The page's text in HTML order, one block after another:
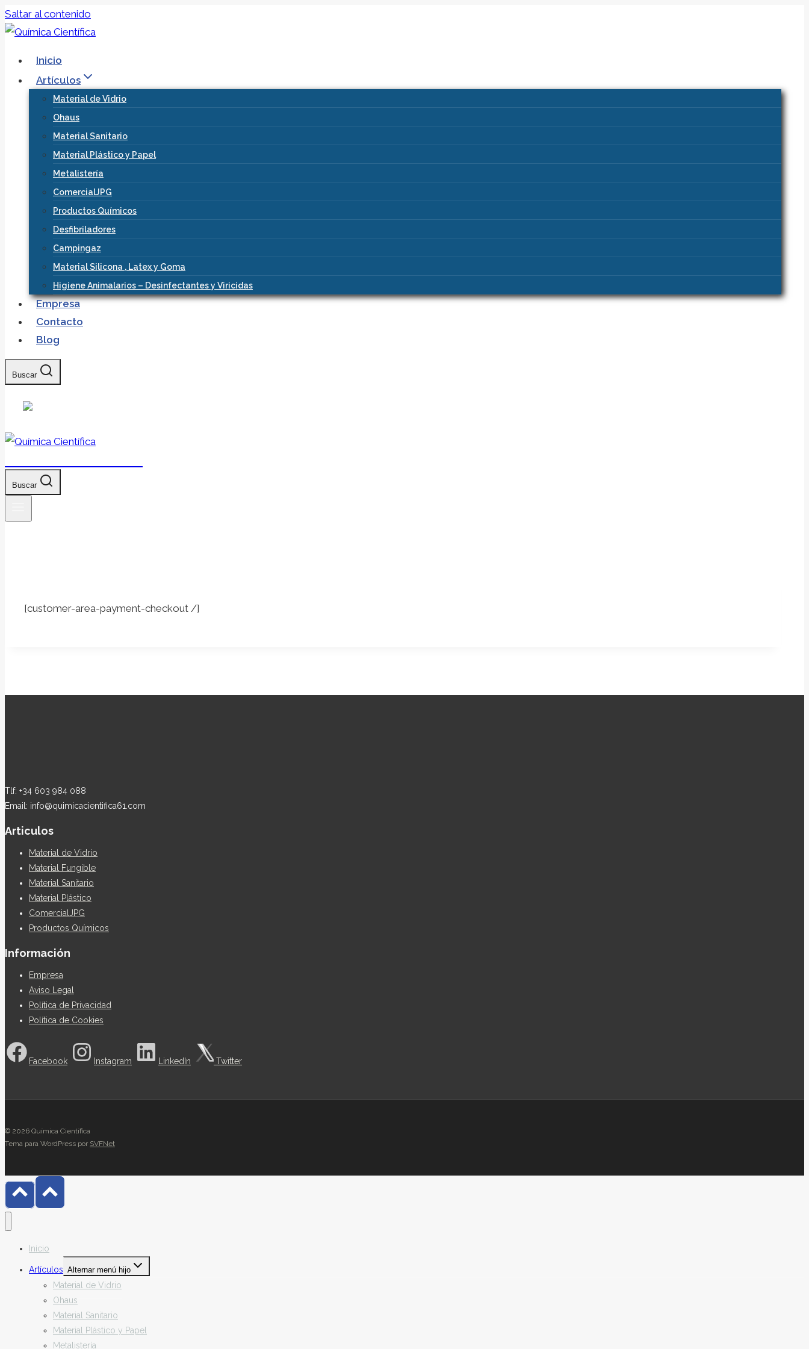
Saltar al contenido
Inicio
Artículos
Material de Vidrio
Ohaus
Material Sanitario
Material Plástico y Papel
Metalistería
ComercialJPG
Productos Químicos
Desfibriladores
Campingaz
Material Silicona , Latex y Goma
Higiene Animalarios – Desinfectantes y Viricidas
Empresa
Contacto
Blog
Buscar
Buscar
[customer-area-payment-checkout /]
Tlf: +34 603 984 088
Email: info@quimicacientifica61.com
Articulos
Material de Vidrio
Material Fungible
Material Sanitario
Material Plástico
ComercialJPG
Productos Químicos
Información
Empresa
Aviso Legal
Política de Privacidad
Política de Cookies
Facebook Instagram LinkedIn Twitter
© 2026 Química Científica
Tema para WordPress por SVFNet
Inicio
Artículos Alternar menú hijo
Material de Vidrio
Ohaus
Material Sanitario
Material Plástico y Papel
Metalistería